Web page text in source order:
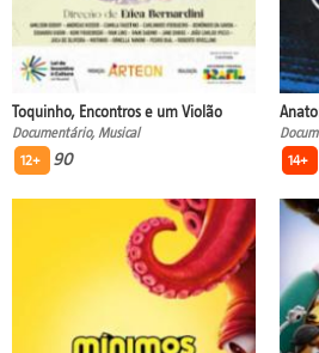
Toquinho, Encontros e um Violão
Documentário, Musical
12+
90
14+